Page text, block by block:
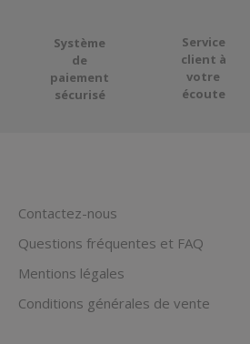
Système
de
paiement
sécurisé
Service
client à
votre
écoute
Contactez-nous
Questions fréquentes et FAQ
Mentions légales
Conditions générales de vente